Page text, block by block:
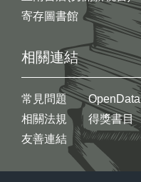
寄存圖書館
相關連結
常見問題
相關法規
友善連結
OpenData
得獎書目